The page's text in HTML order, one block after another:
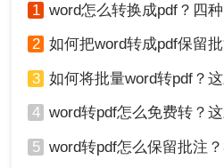
1 word怎么转换成pdf？四种实用方法对
2 如何把word转成pdf保留批注
3 如何将批量word转pdf？这三种
4 word转pdf怎么免费转？
5 word转pdf怎么保留批注？3